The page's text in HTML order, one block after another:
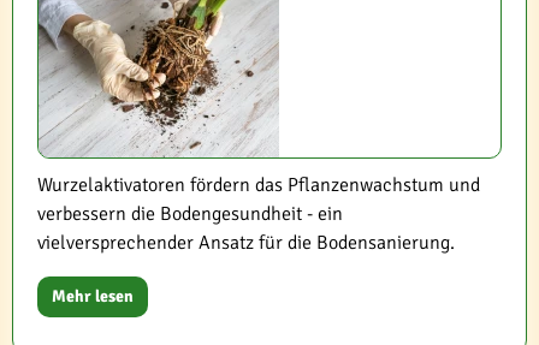
Wurzelaktivatoren fördern das Pflanzenwachstum und
verbessern die Bodengesundheit - ein
vielversprechender Ansatz für die Bodensanierung.
Mehr lesen